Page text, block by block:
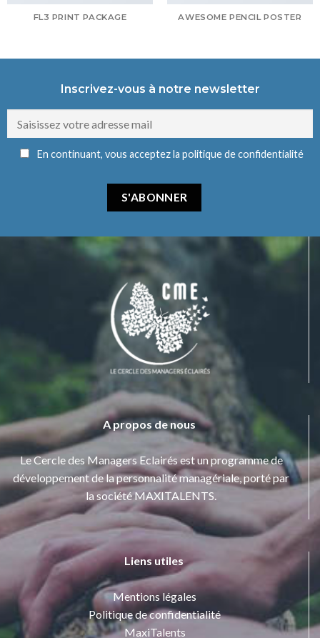
FL3 PRINT PACKAGE AWESOME PENCIL POSTER
Inscrivez-vous à notre newsletter
En continuant, vous acceptez la politique de confidentialité
A propos de nous
Le Cercle des Managers Eclairés est un programme de
développement de la personnalité managériale, porté par
la société MAXITALENTS.
Liens utiles
Mentions légales
Politique de confidentialité
MaxiTalents